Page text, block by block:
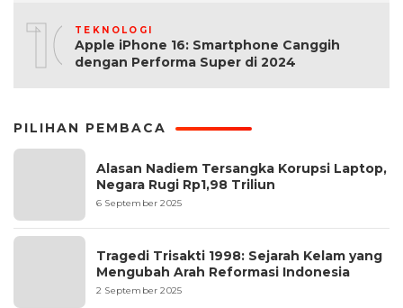
10TEKNOLOGI
Apple iPhone 16: Smartphone Canggih
dengan Performa Super di 2024
PILIHAN PEMBACA
Alasan Nadiem Tersangka Korupsi Laptop,
Negara Rugi Rp1,98 Triliun
6 September 2025
Tragedi Trisakti 1998: Sejarah Kelam yang
Mengubah Arah Reformasi Indonesia
2 September 2025